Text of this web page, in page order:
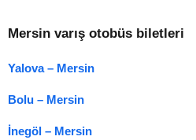
Mersin varış otobüs biletleri
Yalova – Mersin
Bolu – Mersin
İnegöl – Mersin